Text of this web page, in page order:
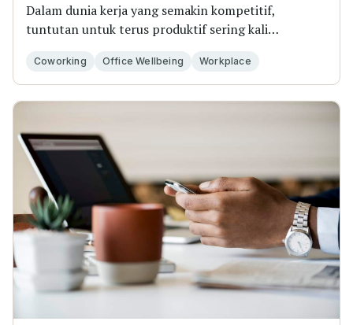
Dalam dunia kerja yang semakin kompetitif,
tuntutan untuk terus produktif sering kali
Coworking Office Wellbeing Workplace